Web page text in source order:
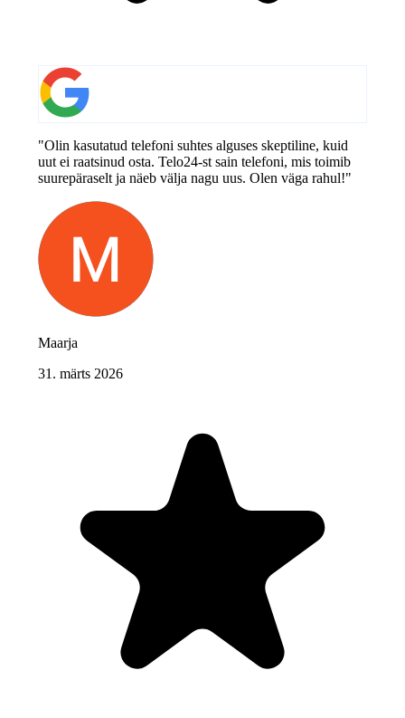
"Olin kasutatud telefoni suhtes alguses skeptiline, kuid
uut ei raatsinud osta. Telo24-st sain telefoni, mis toimib
suurepäraselt ja näeb välja nagu uus. Olen väga rahul!"
Maarja
31. märts 2026